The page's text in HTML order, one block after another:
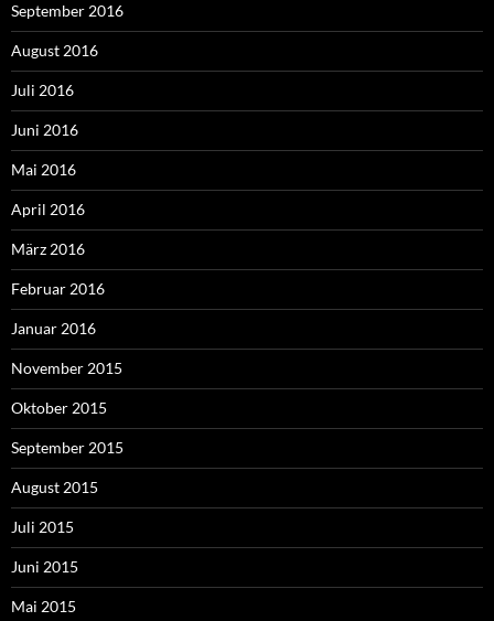
September 2016
August 2016
Juli 2016
Juni 2016
Mai 2016
April 2016
März 2016
Februar 2016
Januar 2016
November 2015
Oktober 2015
September 2015
August 2015
Juli 2015
Juni 2015
Mai 2015